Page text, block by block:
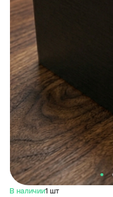
В наличии1 шт